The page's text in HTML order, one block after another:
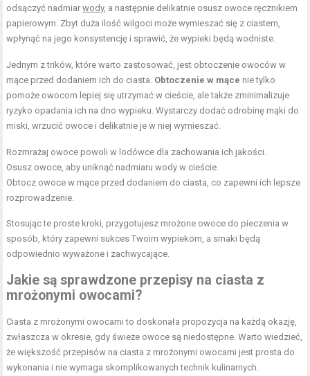
odsączyć nadmiarwody, a następnie delikatnie osusz owoce ręcznikiem
papierowym. Zbyt duża ilość wilgoci może wymieszać się z ciastem,
wpłynąć na jego konsystencję i sprawić, że wypieki będą wodniste.
Jednym z trików, które warto zastosować, jest obtoczenie owoców w
mące przed dodaniem ich do ciasta. Obtoczenie w mące nie tylko
pomoże owocom lepiej się utrzymać w cieście, ale także zminimalizuje
ryzyko opadania ich na dno wypieku. Wystarczy dodać odrobinę mąki do
miski, wrzucić owoce i delikatnie je w niej wymieszać.
Rozmrażaj owoce powoli w lodówce dla zachowania ich jakości.
Osusz owoce, aby uniknąć nadmiaru wody w cieście.
Obtocz owoce w mące przed dodaniem do ciasta, co zapewni ich lepsze
rozprowadzenie.
Stosując te proste kroki, przygotujesz mrożone owoce do pieczenia w
sposób, który zapewni sukces Twoim wypiekom, a smaki będą
odpowiednio wyważone i zachwycające.
Jakie są sprawdzone przepisy na ciasta z
mrożonymi owocami?
Ciasta z mrożonymi owocami to doskonała propozycja na każdą okazję,
zwłaszcza w okresie, gdy świeże owoce są niedostępne. Warto wiedzieć,
że większość przepisów na ciasta z mrożonymi owocami jest prosta do
wykonania i nie wymaga skomplikowanych technik kulinarnych.